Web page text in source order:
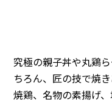
究極の親子丼や丸鶏
ちろん、匠の技で焼
焼鶏、名物の素揚げ